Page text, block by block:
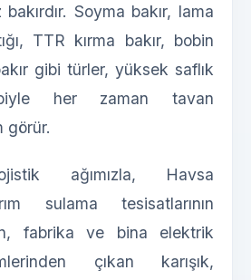
Soyma bakır, lama
TTR kırma bakır, bobin
gibi türler, yüksek saflık
her zaman tavan
görür.
ağımızla, Havsa
sulama tesisatlarının
fabrika ve bina elektrik
çıkan karışık,